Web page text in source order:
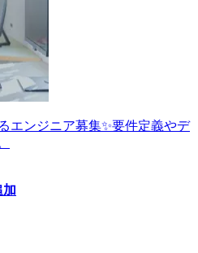
エンジニア募集✨要件定義やデ
加